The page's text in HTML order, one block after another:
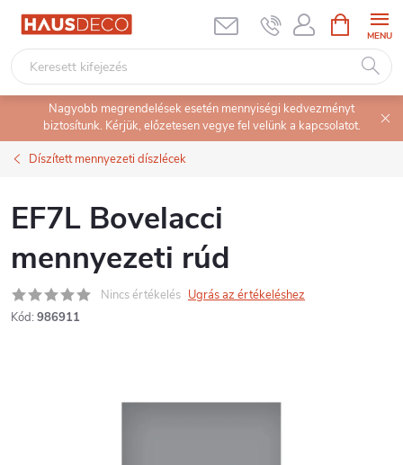
Ugrás
tartalomhoz
KOSÁR
Nagyobb megrendelések esetén mennyiségi kedvezményt
biztosítunk. Kérjük, előzetesen vegye fel velünk a kapcsolatot.
Díszített mennyezeti díszlécek
EF7L Bovelacci
mennyezeti rúd
Nincs értékelés Ugrás az értékeléshez
Kód: 986911